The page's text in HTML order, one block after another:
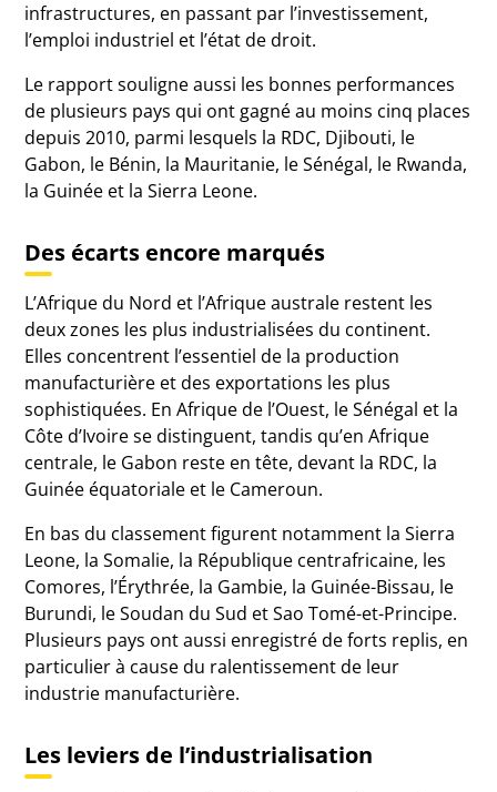
infrastructures, en passant par l’investissement,
l’emploi industriel et l’état de droit.
Le rapport souligne aussi les bonnes performances
de plusieurs pays qui ont gagné au moins cinq places
depuis 2010, parmi lesquels la RDC, Djibouti, le
Gabon, le Bénin, la Mauritanie, le Sénégal, le Rwanda,
la Guinée et la Sierra Leone.
Des écarts encore marqués
L’Afrique du Nord et l’Afrique australe restent les
deux zones les plus industrialisées du continent.
Elles concentrent l’essentiel de la production
manufacturière et des exportations les plus
sophistiquées. En Afrique de l’Ouest, le Sénégal et la
Côte d’Ivoire se distinguent, tandis qu’en Afrique
centrale, le Gabon reste en tête, devant la RDC, la
Guinée équatoriale et le Cameroun.
En bas du classement figurent notamment la Sierra
Leone, la Somalie, la République centrafricaine, les
Comores, l’Érythrée, la Gambie, la Guinée-Bissau, le
Burundi, le Soudan du Sud et Sao Tomé-et-Principe.
Plusieurs pays ont aussi enregistré de forts replis, en
particulier à cause du ralentissement de leur
industrie manufacturière.
Les leviers de l’industrialisation